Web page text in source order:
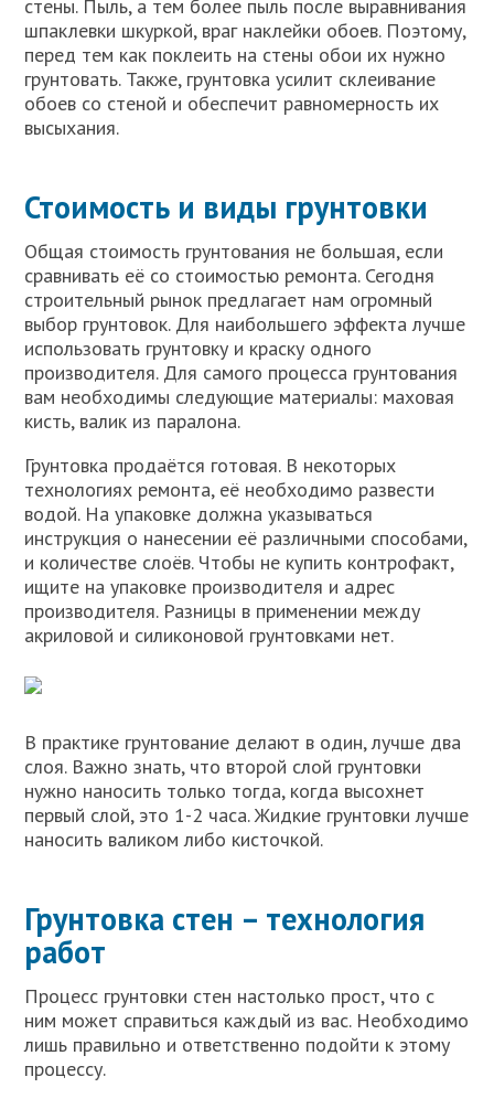
стены. Пыль, а тем более пыль после выравнивания
шпаклевки шкуркой, враг наклейки обоев. Поэтому,
перед тем как поклеить на стены обои их нужно
грунтовать. Также, грунтовка усилит склеивание
обоев со стеной и обеспечит равномерность их
высыхания.
Стоимость и виды грунтовки
Общая стоимость грунтования не большая, если
сравнивать её со стоимостью ремонта. Сегодня
строительный рынок предлагает нам огромный
выбор грунтовок. Для наибольшего эффекта лучше
использовать грунтовку и краску одного
производителя. Для самого процесса грунтования
вам необходимы следующие материалы: маховая
кисть, валик из паралона.
Грунтовка продаётся готовая. В некоторых
технологиях ремонта, её необходимо развести
водой. На упаковке должна указываться
инструкция о нанесении её различными способами,
и количестве слоёв. Чтобы не купить контрофакт,
ищите на упаковке производителя и адрес
производителя. Разницы в применении между
акриловой и силиконовой грунтовками нет.
В практике грунтование делают в один, лучше два
слоя. Важно знать, что второй слой грунтовки
нужно наносить только тогда, когда высохнет
первый слой, это 1-2 часа. Жидкие грунтовки лучше
наносить валиком либо кисточкой.
Грунтовка стен – технология
работ
Процесс грунтовки стен настолько прост, что с
ним может справиться каждый из вас. Необходимо
лишь правильно и ответственно подойти к этому
процессу.